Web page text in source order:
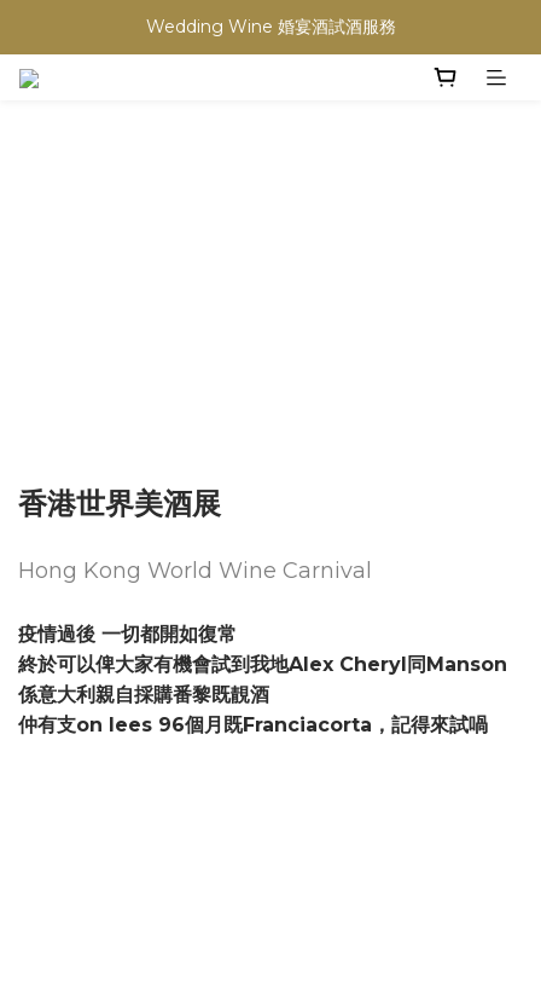
買滿任何酒類 六支 或買滿 $1200 (不限支數) 皆可享免費送貨
Wedding Wine 婚宴酒試酒服務
買滿任何酒類 六支 或買滿 $1200 (不限支數) 皆可享免費送貨
香港世界美酒展
Hong Kong World Wine Carnival
疫情過後 一切都開如復常
終於可以俾大家有機會試到我地Alex Cheryl同Manson
係意大利親自採購番黎既靚酒
仲有支on lees 96個月既Franciacorta，記得來試喎